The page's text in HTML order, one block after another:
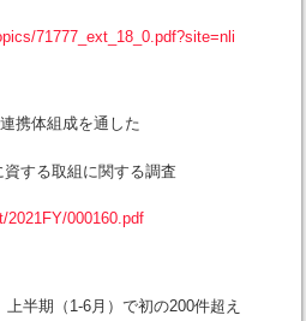
71777_ext_18_0.pdf?site=nli
携体組成を通した
取組に関する調査
2021FY/000160.pdf
半期（1-6月）で初の200件超え